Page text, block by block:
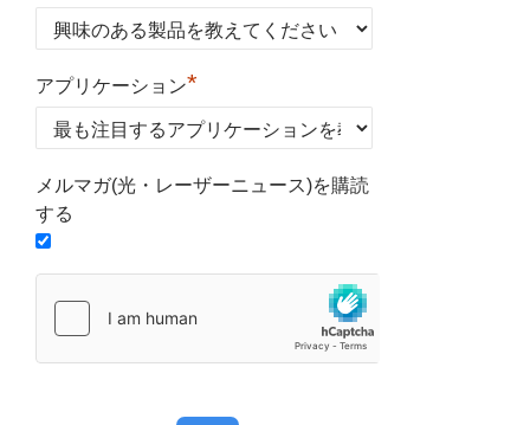
アプリケーション*
メルマガ(光・レーザーニュース)を購読
する